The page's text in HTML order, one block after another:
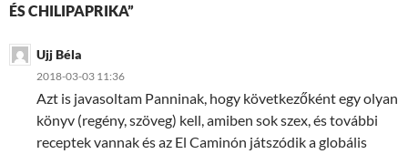
ÉS CHILIPAPRIKA”
Ujj Béla
2018-03-03 11:36
Azt is javasoltam Panninak, hogy következőként egy olyan
könyv (regény, szöveg) kell, amiben sok szex, és további
receptek vannak és az El Caminón játszódik a globális